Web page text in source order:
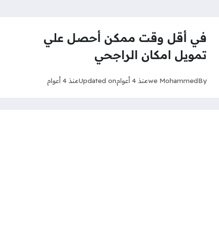
في أقل وقت ممكن أحصل علي
تمويل امكان الراجحي
By
we Mohammedمنذ 4 أعوام Updated onمنذ 4 أعوام